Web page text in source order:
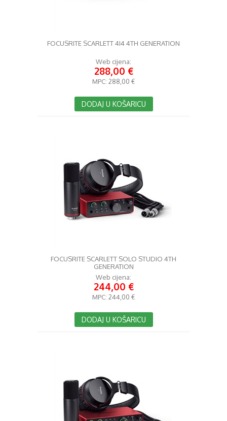
FOCUSRITE SCARLETT 4I4 4TH GENERATION
Web cijena:
288,00 €
MPC: 288,00 €
DODAJ U KOŠARICU
FOCUSRITE SCARLETT SOLO STUDIO 4TH
GENERATION
Web cijena:
244,00 €
MPC: 244,00 €
DODAJ U KOŠARICU